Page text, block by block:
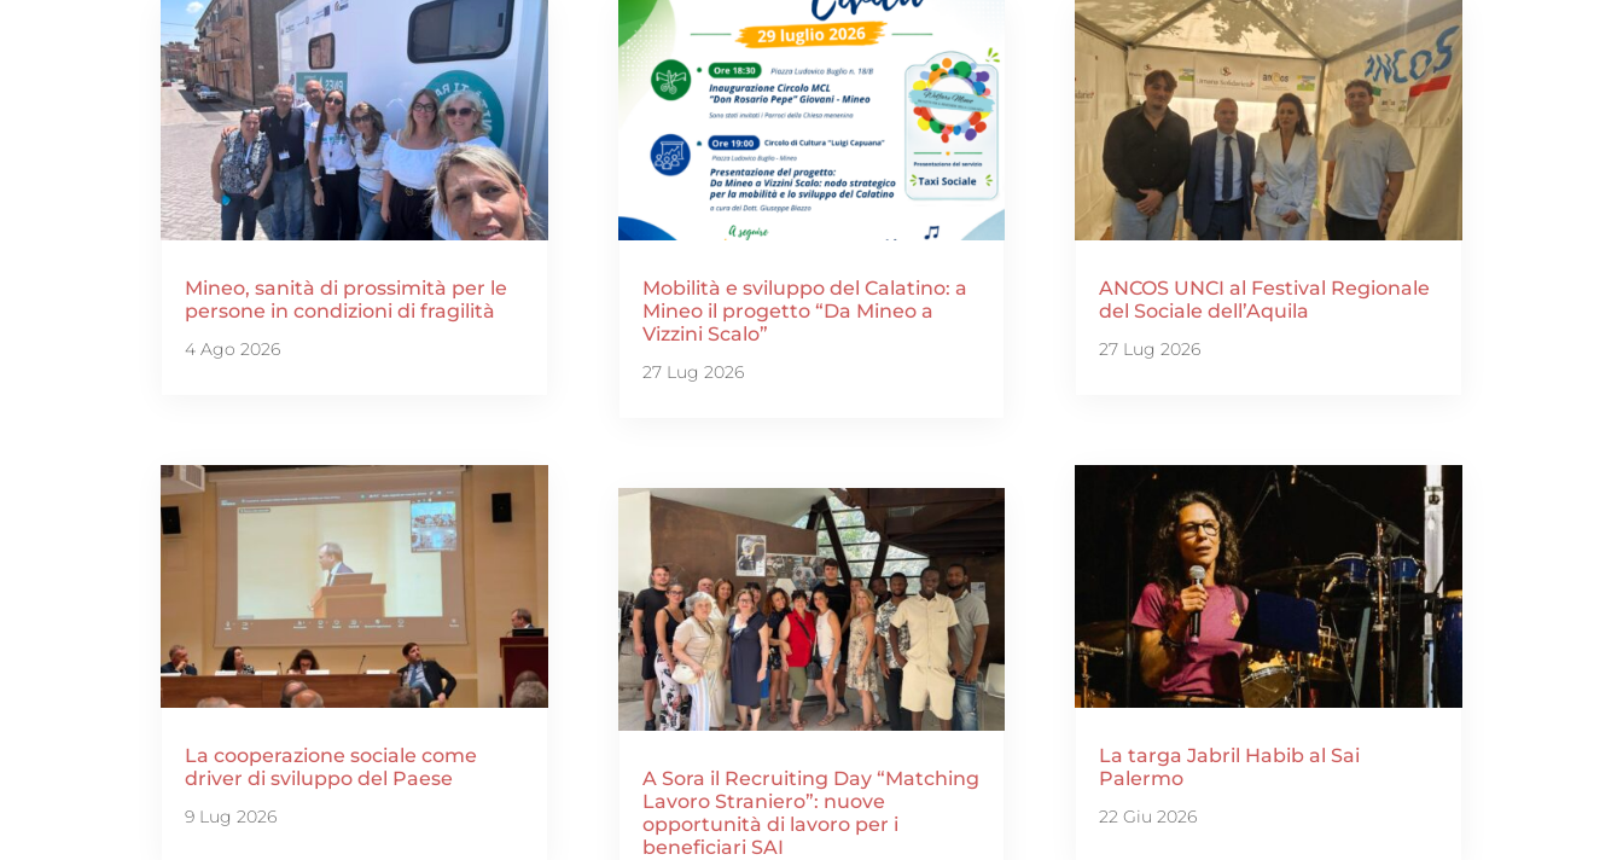
Mineo, sanità di prossimità per le
persone in condizioni di fragilità
4 Ago 2026
La cooperazione sociale come
driver di sviluppo del Paese
9 Lug 2026
Mobilità e sviluppo del Calatino: a
Mineo il progetto “Da Mineo a
Vizzini Scalo”
27 Lug 2026
A Sora il Recruiting Day “Matching
Lavoro Straniero”: nuove
opportunità di lavoro per i
beneficiari SAI
ANCOS UNCI al Festival Regionale
del Sociale dell’Aquila
27 Lug 2026
La targa Jabril Habib al Sai
Palermo
22 Giu 2026